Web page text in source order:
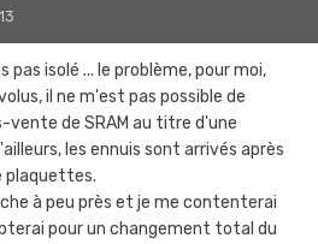
pas isolé ... le problème, pour moi,
il ne m'est pas possible de
vente de SRAM au titre d'une
les ennuis sont arrivés après
plaquettes.
à peu près et je me contenterai
pour un changement total du